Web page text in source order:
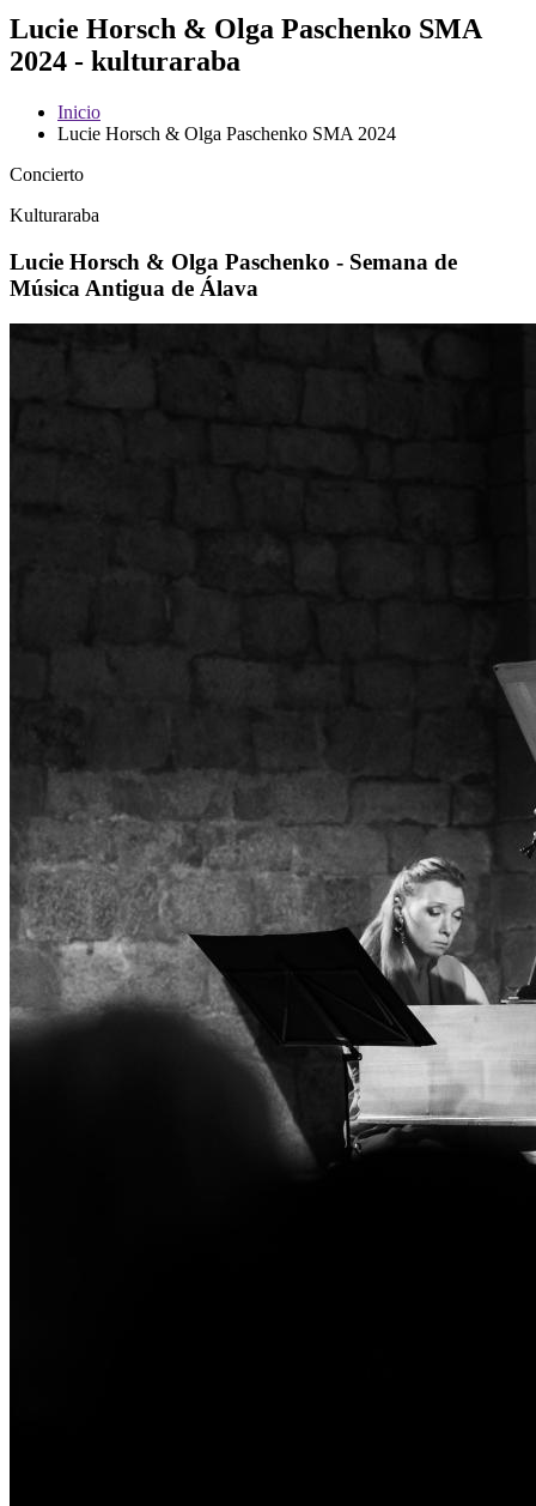
Lucie Horsch & Olga Paschenko SMA
2024 - kulturaraba
Inicio
Lucie Horsch & Olga Paschenko SMA 2024
Concierto
Kulturaraba
Lucie Horsch & Olga Paschenko - Semana de
Música Antigua de Álava